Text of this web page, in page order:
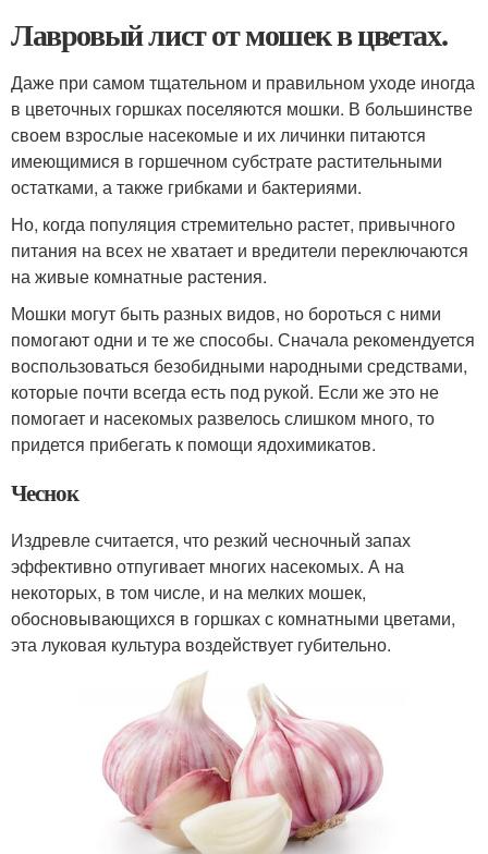
Лавровый лист от мошек в цветах.
Даже при самом тщательном и правильном уходе иногда
в цветочных горшках поселяются мошки. В большинстве
своем взрослые насекомые и их личинки питаются
имеющимися в горшечном субстрате растительными
остатками, а также грибками и бактериями.
Но, когда популяция стремительно растет, привычного
питания на всех не хватает и вредители переключаются
на живые комнатные растения.
Мошки могут быть разных видов, но бороться с ними
помогают одни и те же способы. Сначала рекомендуется
воспользоваться безобидными народными средствами,
которые почти всегда есть под рукой. Если же это не
помогает и насекомых развелось слишком много, то
придется прибегать к помощи ядохимикатов.
Чеснок
Издревле считается, что резкий чесночный запах
эффективно отпугивает многих насекомых. А на
некоторых, в том числе, и на мелких мошек,
обосновывающихся в горшках с комнатными цветами,
эта луковая культура воздействует губительно.